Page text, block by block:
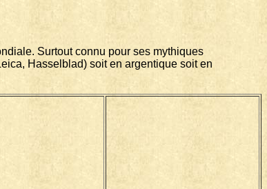
Surtout connu pour ses mythiques
Hasselblad) soit en argentique soit en